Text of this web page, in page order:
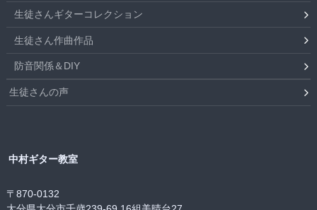
生徒さんギターコレクション
生徒さん作曲作品
防音関係＆DIY
生徒さんの声
中村ギター教室
〒870-0132